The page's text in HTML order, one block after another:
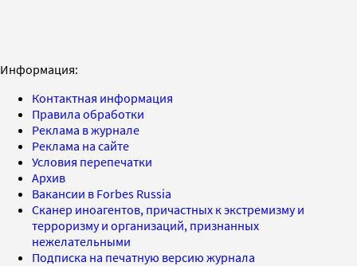
Информация:
Контактная информация
Правила обработки
Реклама в журнале
Реклама на сайте
Условия перепечатки
Архив
Вакансии в Forbes Russia
Сканер иноагентов, причастных к экстремизму и
терроризму и организаций, признанных
нежелательными
Подписка на печатную версию журнала